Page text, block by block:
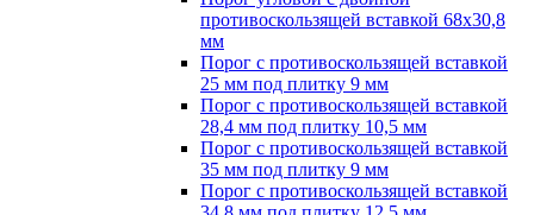
противоскользящей вставкой 68х30,8
мм
Порог с противоскользящей вставкой
25 мм под плитку 9 мм
Порог с противоскользящей вставкой
28,4 мм под плитку 10,5 мм
Порог с противоскользящей вставкой
35 мм под плитку 9 мм
Порог с противоскользящей вставкой